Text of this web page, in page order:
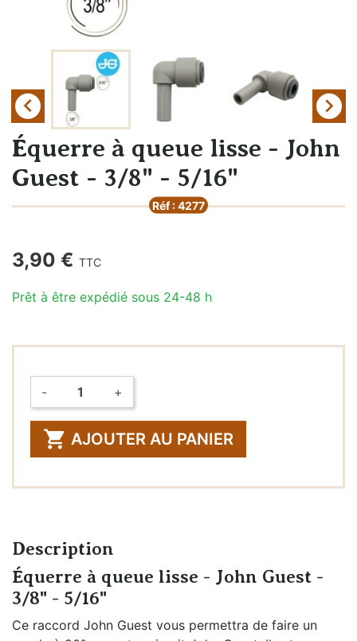
 
Équerre à queue lisse - John
Guest - 3/8" - 5/16"
Réf : 4277
3,90 € TTC
Prêt à être expédié sous 24-48 h
Quantité
- +
 AJOUTER AU PANIER
Description
Équerre à queue lisse - John Guest -
3/8" - 5/16"
Ce raccord John Guest vous permettra de faire un